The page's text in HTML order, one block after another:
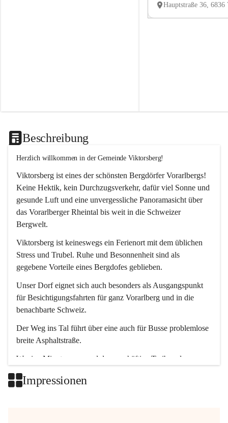
Beschreibung
Herzlich willkommen in der Gemeinde Viktorsberg!
Viktorsberg ist eines der schönsten Bergdörfer Vorarlbergs!
Keine Hektik, kein Durchzugsverkehr, dafür viel Sonne und
gesunde Luft und eine unvergessliche Panoramasicht über
das Vorarlberger Rheintal bis weit in die Schweizer
Bergwelt.
Viktorsberg ist keineswegs ein Ferienort mit dem üblichen
Stress und Trubel. Ruhe und Besonnenheit sind als
gegebene Vorteile eines Bergdofes geblieben.
Unser Dorf eignet sich auch besonders als Ausgangspunkt
für Besichtigungsfahrten für ganz Vorarlberg und in die
benachbarte Schweiz.
Der Weg ins Tal führt über eine auch für Busse problemlose
breite Asphaltstraße.
Wenige Minuten nur, und das geschäftige Treiben der
Impressionen